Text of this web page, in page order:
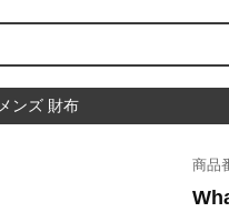
メンズ 財布
商品